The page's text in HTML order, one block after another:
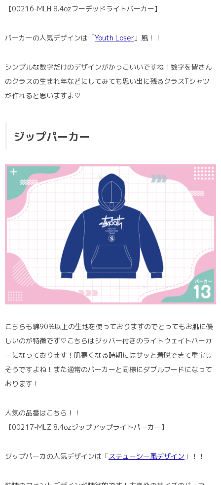
【00216-MLH 8.4ozフーデッドライトパーカー】
パーカーの人気デザインは「Youth Loser 」風！！
シンプルな数字だけのデザインがかっこいいですね！数字を皆さん
のクラスの生まれ年などにしてみても思い出に残るクラスTシャツ
が作れると思いますよ♡
ジップパーカー
こちらも綿90%以上の生地を使っておりますのでとってもお肌に優
しいのが特徴です♡こちらはジッパー付きのライトウェイトパーカ
ーになっております！肌寒くなる時期にはサッと着脱できて重宝し
そうですよね！また通常のパーカーと同様にダブルフードになって
おります！
人気の品番はこちら！！
【00217-MLZ 8.4ozジップアップライトパーカー】
ジップパーカの人気デザインは「ステューシー風デザイン 」！！